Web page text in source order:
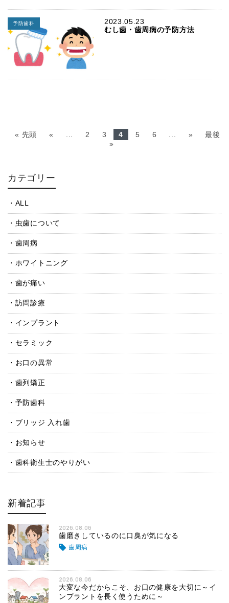
2023.05.23
予防歯科
むし歯・歯周病の予防方法
« 先頭 « 2 3 4 5 6 »
最後
»
カテゴリー
ALL
虫歯について
歯周病
ホワイトニング
歯が痛い
訪問診療
インプラント
セラミック
お口の異常
歯列矯正
予防歯科
ブリッジ 入れ歯
お知らせ
歯科衛生士のやりがい
新着記事
2026.08.06
歯磨きしているのに口臭が気になる
歯周病
2026.08.06
大変な今だからこそ、お口の健康を大切に～イ
ンプラントを長く使うために～